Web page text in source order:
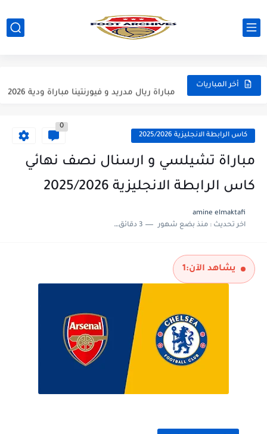
أخر المباريات
مباراة مانشستر يونايتد و اتلتيكو مدريد مباراة ودية 2026
مباراة برشلونة و بيرمنغهام مباراة ودية 2026
مباراة سيلتيك و ميلان مباراة ودية 2026
كاس الرابطة الانجليزية 2025/2026
0
مباراة تشيلسي و ارسنال نصف نهائي
كاس الرابطة الانجليزية 2025/2026
amine elmaktafi
اخر تحديث :منذ بضع شهور 3 دقائق للقراءة
يشاهد الآن:1